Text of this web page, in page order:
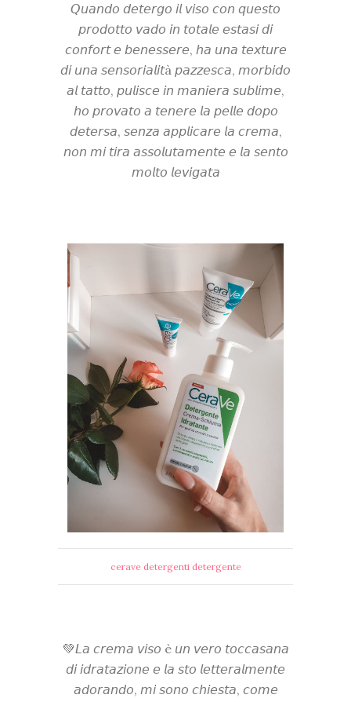
𝘘𝘶𝘢𝘯𝘥𝘰 𝘥𝘦𝘵𝘦𝘳𝘨𝘰 𝘪𝘭 𝘷𝘪𝘴𝘰 𝘤𝘰𝘯 𝘲𝘶𝘦𝘴𝘵𝘰
𝘱𝘳𝘰𝘥𝘰𝘵𝘵𝘰 𝘷𝘢𝘥𝘰 𝘪𝘯 𝘵𝘰𝘵𝘢𝘭𝘦 𝘦𝘴𝘵𝘢𝘴𝘪 𝘥𝘪
𝘤𝘰𝘯𝘧𝘰𝘳𝘵 𝘦 𝘣𝘦𝘯𝘦𝘴𝘴𝘦𝘳𝘦, 𝘩𝘢 𝘶𝘯𝘢 𝘵𝘦𝘹𝘵𝘶𝘳𝘦
𝘥𝘪 𝘶𝘯𝘢 𝘴𝘦𝘯𝘴𝘰𝘳𝘪𝘢𝘭𝘪𝘵à 𝘱𝘢𝘻𝘻𝘦𝘴𝘤𝘢, 𝘮𝘰𝘳𝘣𝘪𝘥𝘰
𝘢𝘭 𝘵𝘢𝘵𝘵𝘰, 𝘱𝘶𝘭𝘪𝘴𝘤𝘦 𝘪𝘯 𝘮𝘢𝘯𝘪𝘦𝘳𝘢 𝘴𝘶𝘣𝘭𝘪𝘮𝘦,
𝘩𝘰 𝘱𝘳𝘰𝘷𝘢𝘵𝘰 𝘢 𝘵𝘦𝘯𝘦𝘳𝘦 𝘭𝘢 𝘱𝘦𝘭𝘭𝘦 𝘥𝘰𝘱𝘰
𝘥𝘦𝘵𝘦𝘳𝘴𝘢, 𝘴𝘦𝘯𝘻𝘢 𝘢𝘱𝘱𝘭𝘪𝘤𝘢𝘳𝘦 𝘭𝘢 𝘤𝘳𝘦𝘮𝘢,
𝘯𝘰𝘯 𝘮𝘪 𝘵𝘪𝘳𝘢 𝘢𝘴𝘴𝘰𝘭𝘶𝘵𝘢𝘮𝘦𝘯𝘵𝘦 𝘦 𝘭𝘢 𝘴𝘦𝘯𝘵𝘰
𝘮𝘰𝘭𝘵𝘰 𝘭𝘦𝘷𝘪𝘨𝘢𝘵𝘢
cerave detergenti detergente
💚𝘓𝘢 𝘤𝘳𝘦𝘮𝘢 𝘷𝘪𝘴𝘰 è 𝘶𝘯 𝘷𝘦𝘳𝘰 𝘵𝘰𝘤𝘤𝘢𝘴𝘢𝘯𝘢
𝘥𝘪 𝘪𝘥𝘳𝘢𝘵𝘢𝘻𝘪𝘰𝘯𝘦 𝘦 𝘭𝘢 𝘴𝘵𝘰 𝘭𝘦𝘵𝘵𝘦𝘳𝘢𝘭𝘮𝘦𝘯𝘵𝘦
𝘢𝘥𝘰𝘳𝘢𝘯𝘥𝘰, 𝘮𝘪 𝘴𝘰𝘯𝘰 𝘤𝘩𝘪𝘦𝘴𝘵𝘢, 𝘤𝘰𝘮𝘦